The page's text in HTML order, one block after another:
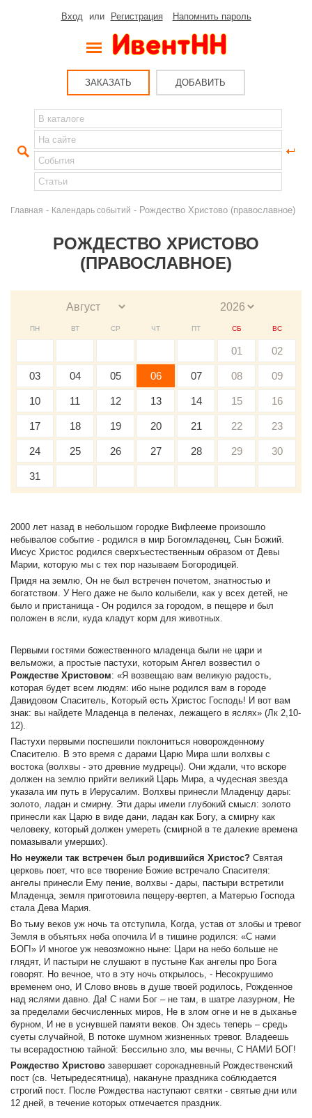
Вход или Регистрация Напомнить пароль
ЗАКАЗАТЬ ДОБАВИТЬ
Главная - Календарь событий - Рождество Христово (православное)
РОЖДЕСТВО ХРИСТОВО
(ПРАВОСЛАВНОЕ)
ПН ВТ СР ЧТ ПТ СБ ВС
01 02
03 04 05 06 07 08 09
10 11 12 13 14 15 16
17 18 19 20 21 22 23
24 25 26 27 28 29 30
31
2000 лет назад в небольшом городке Вифлееме произошло
небывалое событие - родился в мир Богомладенец, Сын Божий.
Иисус Христос родился сверхъестественным образом от Девы
Марии, которую мы с тех пор называем Богородицей.
Придя на землю, Он не был встречен почетом, знатностью и
богатством. У Него даже не было колыбели, как у всех детей, не
было и пристанища - Он родился за городом, в пещере и был
положен в ясли, куда кладут корм для животных.
Первыми гостями божественного младенца были не цари и
вельможи, а простые пастухи, которым Ангел возвестил о
Рождестве Христовом: «Я возвещаю вам великую радость,
которая будет всем людям: ибо ныне родился вам в городе
Давидовом Спаситель, Который есть Христос Господь! И вот вам
знак: вы найдете Младенца в пеленах, лежащего в яслях» (Лк 2,10-
12).
Пастухи первыми поспешили поклониться новорожденному
Спасителю. В это время с дарами Царю Мира шли волхвы с
востока (волхвы - это древние мудрецы). Они ждали, что вскоре
должен нa землю прийти великий Царь Мира, а чудесная звезда
указала им путь в Иерусалим. Волхвы принесли Младенцу дары:
золото, ладан и смирну. Эти дары имели глубокий смысл: золото
принесли как Царю в виде дани, ладан как Богу, а смирну как
человеку, который должен умереть (смирной в те далекие времена
помазывали умерших).
Но неужели так встречен был родившийся Христос? Святая
церковь поет, что все творение Божие встречало Спасителя:
ангелы принесли Ему пение, волхвы - дары, пастыри встретили
Младенца, земля приготовила пещеру-вертеп, а Матерью Господа
стала Дева Мария.
Во тьму веков уж ночь та отступила, Когда, устав от злобы и тревог
Земля в объятьях неба опочила И в тишине родился: «С нами
БОГ!» И многое уж невозможно ныне: Цари на небо больше не
глядят, И пастыри не слушают в пустыне Как ангелы про Бога
говорят. Но вечное, что в эту ночь открылось, - Несокрушимо
временем оно, И Слово вновь в душе твоей родилось, Рожденное
над яслями давно. Да! С нами Бог – не там, в шатре лазурном, Не
за пределами бесчисленных миров, Не в злом огне и не в дыханье
бурном, И не в уснувшей памяти веков. Он здесь теперь – средь
суеты случайной, В потоке шумном жизненных тревог. Владеешь
ты всерадостною тайной: Бессильно зло, мы вечны, С НАМИ БОГ!
Рождество Христово завершает сорокадневный Рождественский
пост (св. Четыредесятница), накануне праздника соблюдается
строгий пост. После Рождества наступают святки - святые дни или
12 дней, в течение которых отмечается праздник.